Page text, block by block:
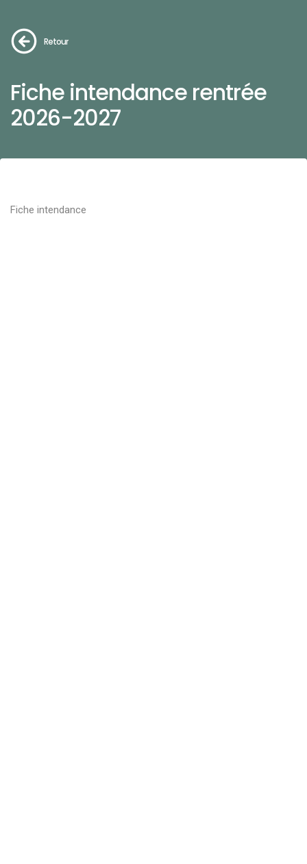
Retour
Fiche intendance rentrée
2026-2027
Fiche intendance